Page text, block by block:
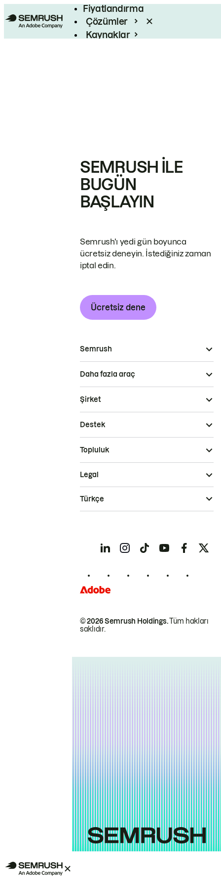
Fiyatlandırma
Çözümler
Kaynaklar
SEMRUSH ILE
BUGÜN
BAŞLAYIN
Semrush'ı yedi gün boyunca
ücretsiz deneyin. İstediğiniz zaman
iptal edin.
Ücretsiz dene
Semrush
Daha fazla araç
Şirket
Destek
Topluluk
© 2026 Semrush Holdings.Tüm hakları
saklıdır.
Legal
Türkçe